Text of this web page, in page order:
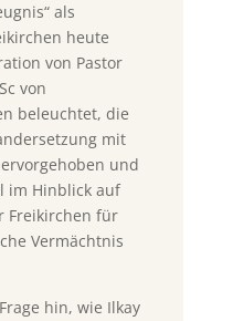
als
heute
von Pastor
von
beleuchtet, die
mit
und
im Hinblick auf
Freikirchen für
Vermächtnis
hin, wie Ilkay